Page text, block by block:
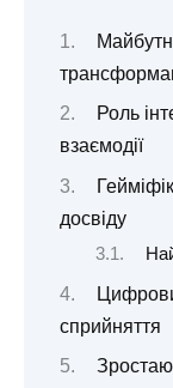
Роль
взаємодії
досвіду
сприйняття